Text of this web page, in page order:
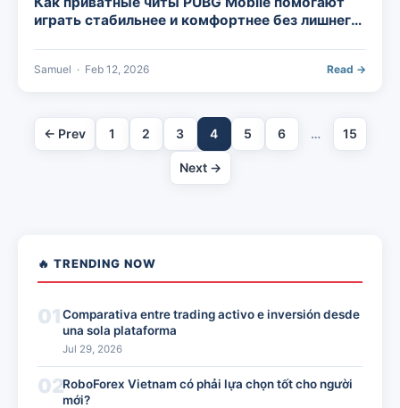
играть стабильнее и комфортнее без лишнего
Samuel · Feb 12, 2026 Read →
← Prev 1 2 3 4 5 6 … 15
Next →
🔥 TRENDING NOW
01Comparativa entre trading activo e inversión desde
una sola plataforma
Jul 29, 2026
02RoboForex Vietnam có phải lựa chọn tốt cho người
mới?